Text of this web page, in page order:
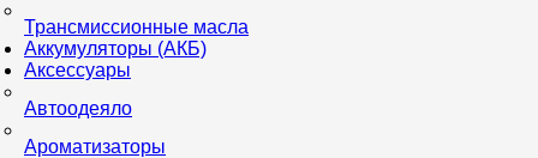
Трансмиссионные масла
Аккумуляторы (АКБ)
Аксессуары
Автоодеяло
Ароматизаторы